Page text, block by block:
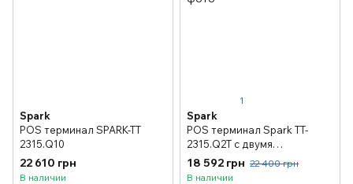
Spark
POS терминал SPARK-TT
2315.Q10
22 610 грн
В наличии
1
Spark
POS терминал Spark TT-
2315.Q2Т с двумя
мониторами
18 592 грн 22 400 грн
В наличии